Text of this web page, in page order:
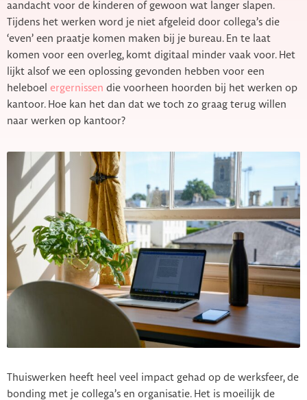
aandacht voor de kinderen of gewoon wat langer slapen.
Tijdens het werken word je niet afgeleid door collega’s die
‘even’ een praatje komen maken bij je bureau. En te laat
komen voor een overleg, komt digitaal minder vaak voor. Het
lijkt alsof we een oplossing gevonden hebben voor een
heleboel ergernissen die voorheen hoorden bij het werken op
kantoor. Hoe kan het dan dat we toch zo graag terug willen
naar werken op kantoor?
Thuiswerken heeft heel veel impact gehad op de werksfeer, de
bonding met je collega’s en organisatie. Het is moeilijk de